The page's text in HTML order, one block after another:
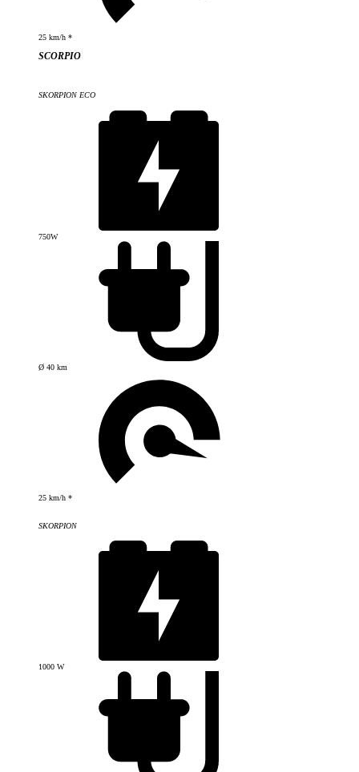
25 km/h *
SCORPIO
SKORPION ECO
750W
Ø 40 km
25 km/h *
SKORPION
1000 W